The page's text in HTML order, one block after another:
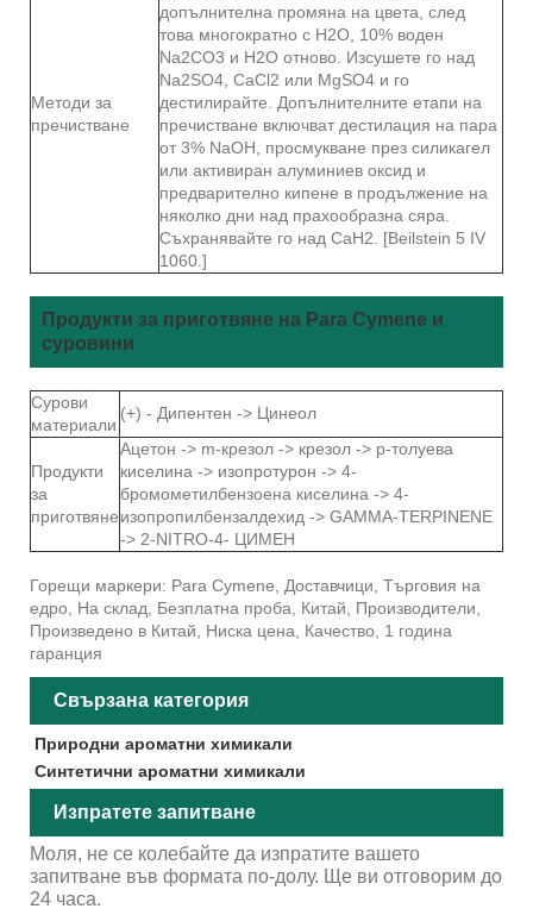
Методи за
пречистване
допълнителна промяна на цвета, след
това многократно с H2O, 10% воден
Na2CO3 и H2O отново. Изсушете го над
Na2SO4, CaCl2 или MgSO4 и го
дестилирайте. Допълнителните етапи на
пречистване включват дестилация на пара
от 3% NaOH, просмукване през силикагел
или активиран алуминиев оксид и
предварително кипене в продължение на
няколко дни над прахообразна сяра.
Съхранявайте го над CaH2. [Beilstein 5 IV
1060.]
Продукти за приготвяне на Para Cymene и
суровини
Сурови
материали
(+) - Дипентен -> Цинеол
Продукти
за
приготвяне
Ацетон -> m-крезол -> крезол -> p-толуева
киселина -> изопротурон -> 4-
бромометилбензоена киселина -> 4-
изопропилбензалдехид -> GAMMA-TERPINENE
-> 2-NITRO-4- ЦИМЕН
Горещи маркери: Para Cymene, Доставчици, Търговия на
едро, На склад, Безплатна проба, Китай, Производители,
Произведено в Китай, Ниска цена, Качество, 1 година
гаранция
Свързана категория
Природни ароматни химикали
Синтетични ароматни химикали
Изпратете запитване
Моля, не се колебайте да изпратите вашето
запитване във формата по-долу. Ще ви отговорим до
24 часа.